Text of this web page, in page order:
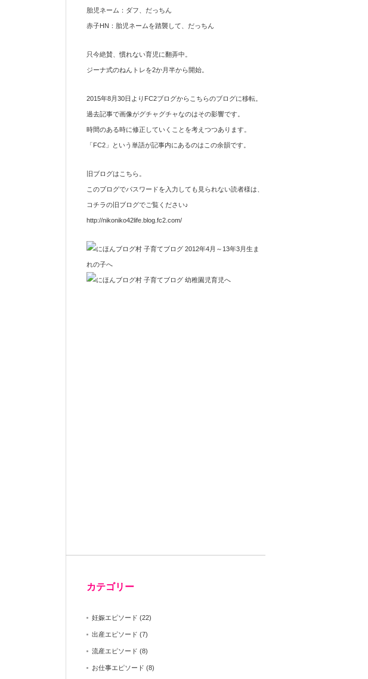
胎児ネーム：ダフ、だっちん
赤子HN：胎児ネームを踏襲して、だっちん
只今絶賛、慣れない育児に翻弄中。
ジーナ式のねんトレを2か月半から開始。
2015年8月30日よりFC2ブログからこちらのブログに移転。
過去記事で画像がグチャグチャなのはその影響です。
時間のある時に修正していくことを考えつつあります。
「FC2」という単語が記事内にあるのはこの余韻です。
旧ブログはこちら。
このブログでパスワードを入力しても見られない読者様は、
コチラの旧ブログでご覧ください♪
http://nikoniko42life.blog.fc2.com/
カテゴリー
妊娠エピソード (22)
出産エピソード (7)
流産エピソード (8)
お仕事エピソード (8)